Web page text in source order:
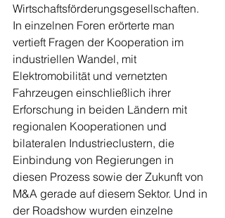
Wirtschaftsförderungsgesellschaften.
In einzelnen Foren erörterte man
vertieft Fragen der Kooperation im
industriellen Wandel, mit
Elektromobilität und vernetzten
Fahrzeugen einschließlich ihrer
Erforschung in beiden Ländern mit
regionalen Kooperationen und
bilateralen Industrieclustern, die
Einbindung von Regierungen in
diesen Prozess sowie der Zukunft von
M&A gerade auf diesem Sektor. Und in
der Roadshow wurden einzelne